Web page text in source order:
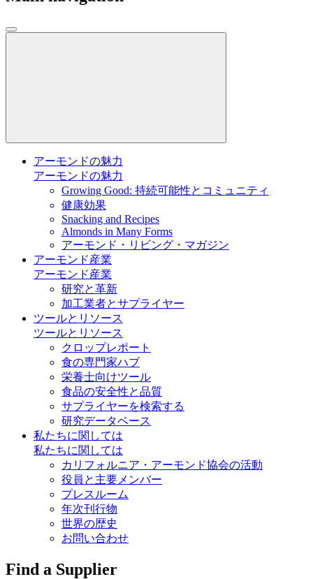
アーモンドの魅力
アーモンドの魅力
Growing Good: 持続可能性とコミュニティ
健康効果
Snacking and Recipes
Almonds in Many Forms
アーモンド・リビング・マガジン
アーモンド産業
アーモンド産業
研究と革新
加工業者とサプライヤー
ツールとリソース
ツールとリソース
クロップレポート
食の専門家ハブ
栄養士向けツール
食品の安全性と品質
サプライヤーを検索する
研究データベース
私たちに関しては
私たちに関しては
カリフォルニア・アーモンド協会の活動
役員と主要メンバー
プレスルーム
年次刊行物
世界の歴史
お問い合わせ
Find a Supplier